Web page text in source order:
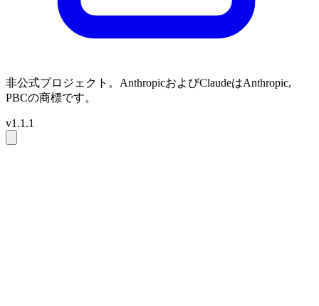
非公式プロジェクト。AnthropicおよびClaudeはAnthropic,
PBCの商標です。
v1.1.1